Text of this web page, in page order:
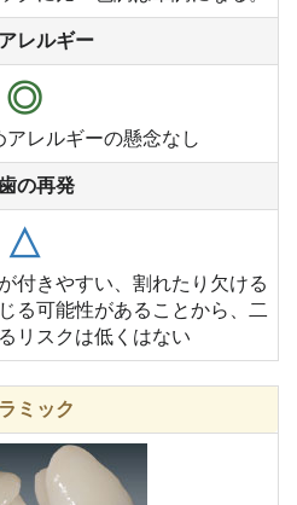
レルギー
◎
レルギーの懸念なし
の再発
△
付きやすい、割れたり欠ける
る可能性があることから、二
リスクは低くはない
ミック